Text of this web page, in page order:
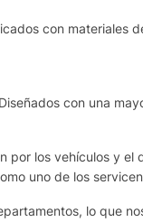
con materiales
con una
por los vehículos y
uno de los
lo que